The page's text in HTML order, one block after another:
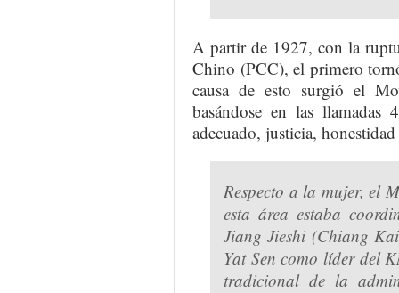
A partir de 1927, con la
Chino (PCC), el primero
causa de esto surgió el
basándose en las llamadas
adecuado, justicia,
Respecto a la mujer, el
esta área estaba
Jiang Jieshi (Chiang
Yat Sen como líder del
tradicional de la